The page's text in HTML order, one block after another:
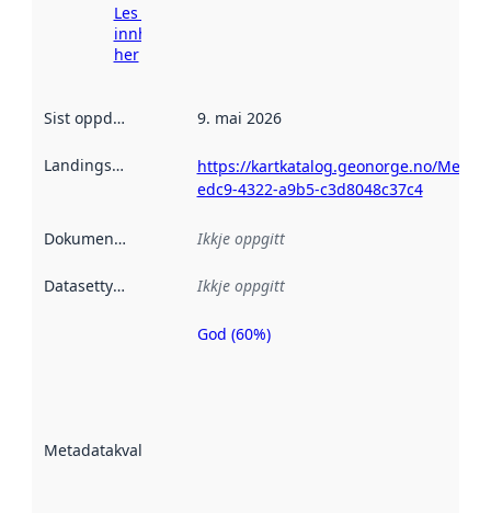
Les meir om
innhenting
her
Sist oppdatert 9. mai 2026
Landingsside
https://kartkatalog.geonorge.no/
edc9-4322-a9b5-c3d8048c37c4
Dokumentasjon Ikkje oppgitt
Datasettype Ikkje oppgitt
Metadatakvalitet
Metadatakvalitet
God (60%)